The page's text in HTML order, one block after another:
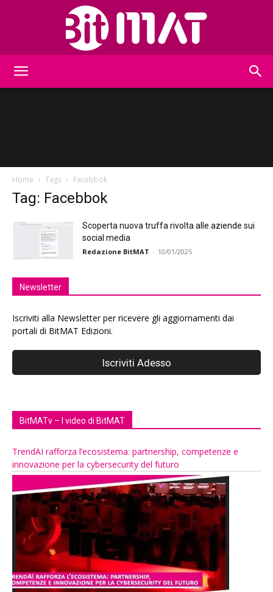
Home Tags Facebbok
Tag: Facebbok
Scoperta nuova truffa rivolta alle aziende sui
social media
Redazione BitMAT - 10/01/2025
Newsletter
Iscriviti alla Newsletter per ricevere gli aggiornamenti dai
portali di BitMAT Edizioni.
BitMATv – I video di BitMAT
TrendAI rafforza l’ecosistema: partnership, competenze e
innovazione per la cybersecurity del futuro